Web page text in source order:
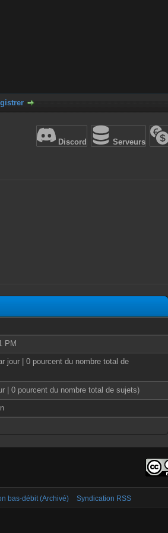
Discord Serveurs
PM
jour | 0 pourcent du nombre total de
| 0 pourcent du nombre total de sujets)
bas-débit (Archivé) Syndication RSS